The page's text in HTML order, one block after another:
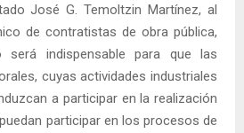
José G. Temoltzin Martínez, al
de contratistas de obra pública,
indispensable para que las
cuyas actividades industriales
a participar en la realización
participar en los procesos de